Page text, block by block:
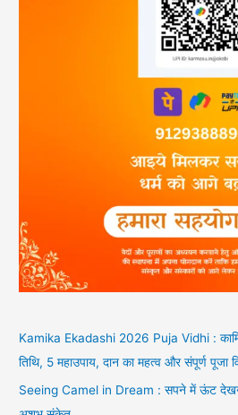
Kamika Ekadashi 2026 Puja Vidhi :
तिथि, 5 महाउपाय, दान का महत्व और संपूर्ण पूजा
Seeing Camel in Dream : सपने में ऊंट